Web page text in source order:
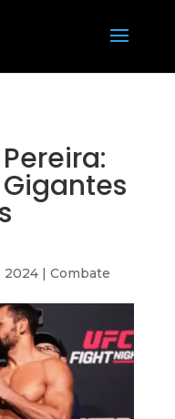
Gigantes
2024| Combate